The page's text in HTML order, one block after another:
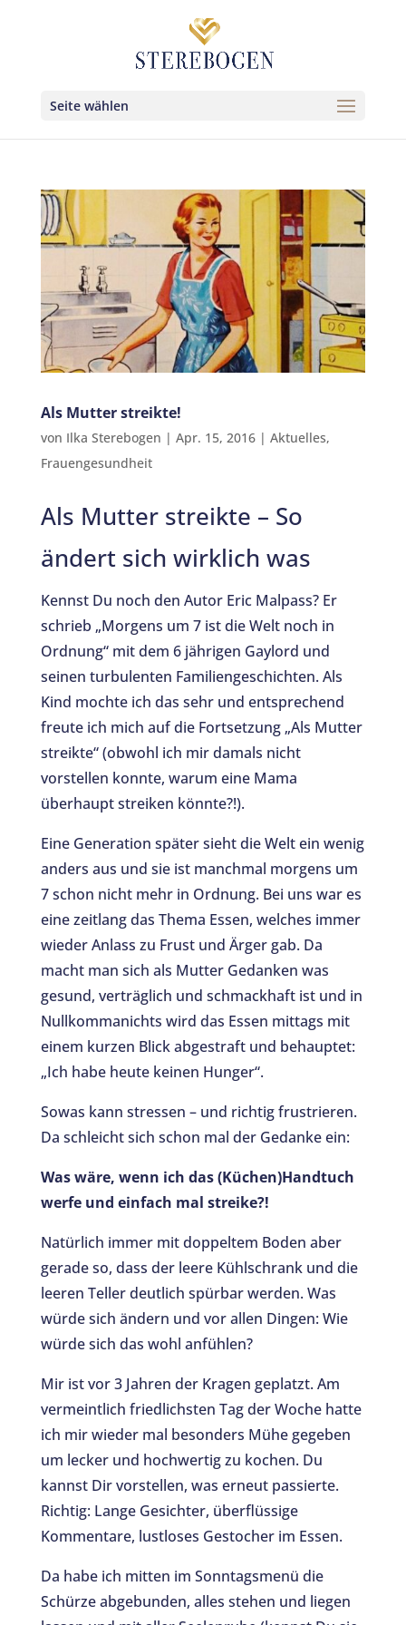
Seite wählen
Als Mutter streikte!
von Ilka Sterebogen | Apr. 15, 2016| Aktuelles,
Frauengesundheit
Als Mutter streikte – So
ändert sich wirklich was
Kennst Du noch den Autor Eric Malpass? Er
schrieb „Morgens um 7 ist die Welt noch in
Ordnung“ mit dem 6 jährigen Gaylord und
seinen turbulenten Familiengeschichten. Als
Kind mochte ich das sehr und entsprechend
freute ich mich auf die Fortsetzung „Als Mutter
streikte“ (obwohl ich mir damals nicht
vorstellen konnte, warum eine Mama
überhaupt streiken könnte?!).
Eine Generation später sieht die Welt ein wenig
anders aus und sie ist manchmal morgens um
7 schon nicht mehr in Ordnung. Bei uns war es
eine zeitlang das Thema Essen, welches immer
wieder Anlass zu Frust und Ärger gab. Da
macht man sich als Mutter Gedanken was
gesund, verträglich und schmackhaft ist und in
Nullkommanichts wird das Essen mittags mit
einem kurzen Blick abgestraft und behauptet:
„Ich habe heute keinen Hunger“.
Sowas kann stressen – und richtig frustrieren.
Da schleicht sich schon mal der Gedanke ein:
Was wäre, wenn ich das (Küchen)Handtuch
werfe und einfach mal streike?!
Natürlich immer mit doppeltem Boden aber
gerade so, dass der leere Kühlschrank und die
leeren Teller deutlich spürbar werden. Was
würde sich ändern und vor allen Dingen: Wie
würde sich das wohl anfühlen?
Mir ist vor 3 Jahren der Kragen geplatzt. Am
vermeintlich friedlichsten Tag der Woche hatte
ich mir wieder mal besonders Mühe gegeben
um lecker und hochwertig zu kochen. Du
kannst Dir vorstellen, was erneut passierte.
Richtig: Lange Gesichter, überflüssige
Kommentare, lustloses Gestocher im Essen.
Da habe ich mitten im Sonntagsmenü die
Schürze abgebunden, alles stehen und liegen